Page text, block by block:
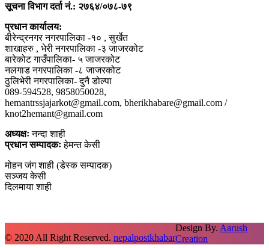
सूचना विभाग दर्ता नं.: २७६४/०७८-७९
प्रधान कार्यालय:
बीरेन्द्रनगर नगरपालिका -१० , सुर्खेत
शाखाहरु , भेरी नगरपालिका -३ जाजरकोट
बारेकोट गाउँपालिका- ५ जाजरकोट
नलगाड नगरपालिका -८ जाजरकोट
ठुलिभेरी नगरपालिका- दुनै डोल्पा
089-594528, 9858050028,
hemantrssjajarkot@gmail.com, bherikhabare@gmail.com /
knot2hemant@gmail.com
अध्यक्षःनन्दा शाही
प्रधान सम्पादकःहेमन्त केसी
मोहन जंग शाही (डेस्क सम्पादक)
सञ्जय केसी
दिलमाया शाही
© 2020 All Right Reserved. nepalpostkhabar
Design By. Aarush
Creation